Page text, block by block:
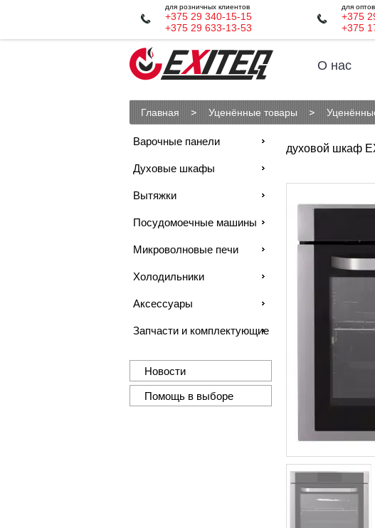
для розничных клиентов
+375 29 340-15-15
+375 29 633-13-53
для
+375
+375
О нас
Главная Уценённые товары
Варочные панели
Духовые шкафы
Вытяжки
Посудомоечные машины
Микроволновые печи
Холодильники
Аксессуары
Запчасти и комплектующие
Новости
Помощь в выборе
духовой шкаф